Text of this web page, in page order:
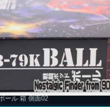
ール 箱 側面02